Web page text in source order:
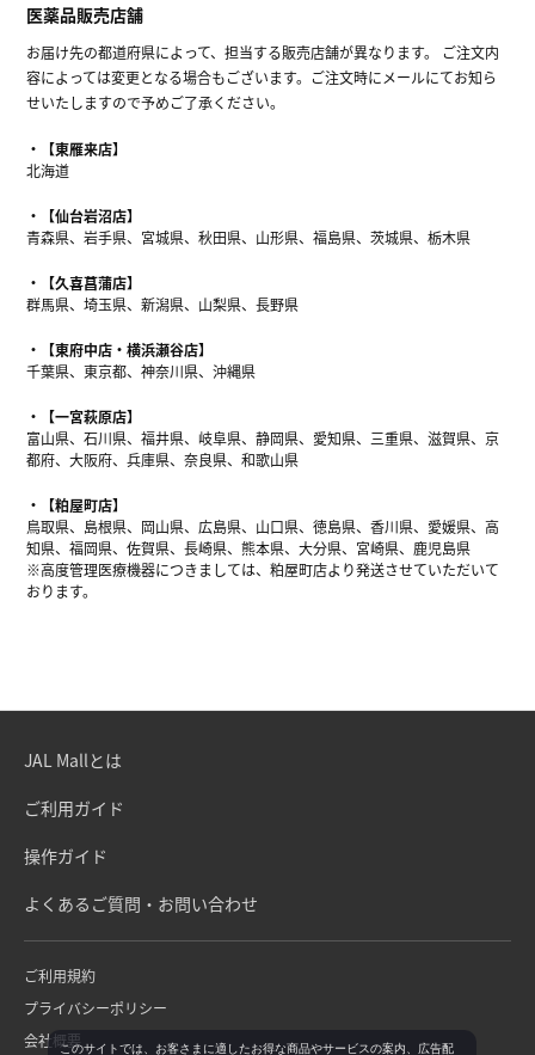
医薬品販売店舗
お届け先の都道府県によって、担当する販売店舗が異なります。 ご注文内
容によっては変更となる場合もございます。ご注文時にメールにてお知ら
せいたしますので予めご了承ください。
【東雁来店】
北海道
【仙台岩沼店】
青森県、岩手県、宮城県、秋田県、山形県、福島県、茨城県、栃木県
【久喜菖蒲店】
群馬県、埼玉県、新潟県、山梨県、長野県
【東府中店・横浜瀬谷店】
千葉県、東京都、神奈川県、沖縄県
【一宮萩原店】
富山県、石川県、福井県、岐阜県、静岡県、愛知県、三重県、滋賀県、京
都府、大阪府、兵庫県、奈良県、和歌山県
【粕屋町店】
鳥取県、島根県、岡山県、広島県、山口県、徳島県、香川県、愛媛県、高
知県、福岡県、佐賀県、長崎県、熊本県、大分県、宮崎県、鹿児島県
※高度管理医療機器につきましては、粕屋町店より発送させていただいて
おります。
JAL Mallとは
ご利用ガイド
操作ガイド
よくあるご質問・お問い合わせ
ご利用規約
プライバシーポリシー
会社概要このサイトでは、お客さまに適したお得な商品やサービスの案内、広告配